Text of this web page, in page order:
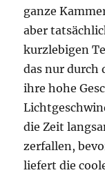
ganze
aber
kurzlebigen
das nur durch
ihre hohe
die Zeit
zerfallen,
liefert die